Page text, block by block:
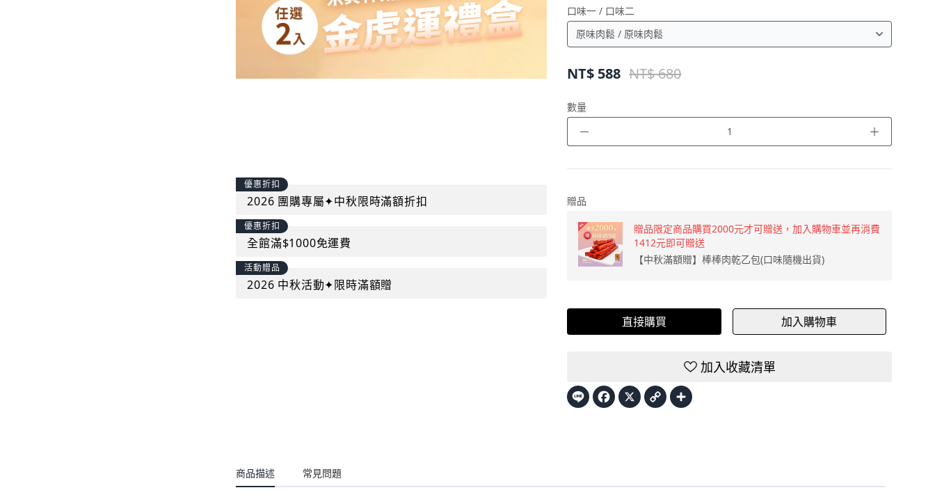
優惠折扣
2026 團購專屬✦中秋限時滿額折扣
優惠折扣
全館滿$1000免運費
活動贈品
2026 中秋活動✦限時滿額贈
口味一 / 口味二
NT$ 588 NT$ 680
數量
－ ＋
贈品
贈品限定商品購買2000元才可贈送，加入購物車並再消費
1412元即可贈送
【中秋滿額贈】棒棒肉乾乙包(口味隨機出貨)
直接購買 加入購物車
加入收藏清單
Line Facebook
X Copy
Link
商品描述 常見問題